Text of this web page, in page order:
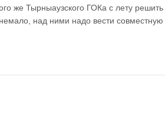
же Тырныаузского ГОКа с лету
над ними надо вести